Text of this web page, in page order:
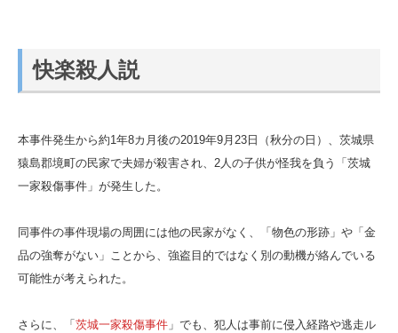
快楽殺人説
本事件発生から約1年8カ月後の2019年9月23日（秋分の日）、茨城県
猿島郡境町の民家で夫婦が殺害され、2人の子供が怪我を負う「茨城
一家殺傷事件」が発生した。
同事件の事件現場の周囲には他の民家がなく、「物色の形跡」や「金
品の強奪がない」ことから、強盗目的ではなく別の動機が絡んでいる
可能性が考えられた。
さらに、「 茨城一家殺傷事件 」でも、犯人は事前に侵入経路や逃走ル